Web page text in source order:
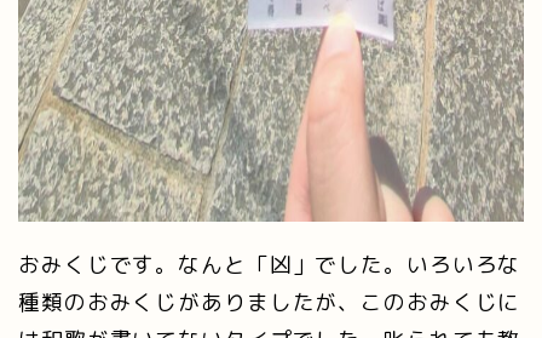
おみくじです。なんと「凶」でした。いろいろな
種類のおみくじがありましたが、このおみくじに